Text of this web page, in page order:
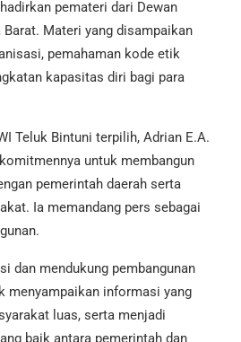
pemateri dari Dewan
Barat. Materi yang disampaikan
pemahaman kode etik
kapasitas diri bagi para
Teluk Bintuni terpilih, Adrian E.A.
untuk membangun
pemerintah daerah serta
Ia memandang pers sebagai
dan mendukung pembangunan
menyampaikan informasi yang
luas, serta menjadi
baik antara pemerintah dan